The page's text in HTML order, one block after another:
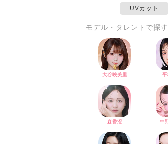
UVカット
モデル・タレントで探す